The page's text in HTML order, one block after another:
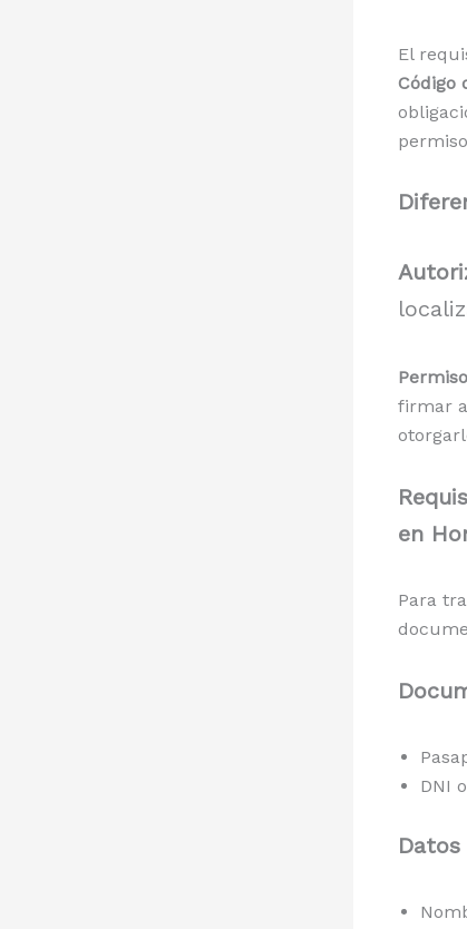
El
Código
firmar
en
Para
DNI